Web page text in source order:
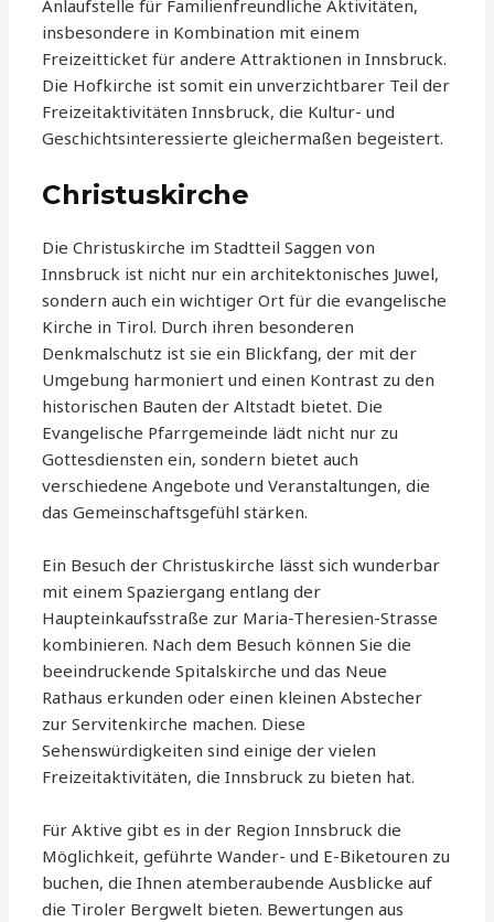
Anlaufstelle für Familienfreundliche Aktivitäten,
insbesondere in Kombination mit einem
Freizeitticket für andere Attraktionen in Innsbruck.
Die Hofkirche ist somit ein unverzichtbarer Teil der
Freizeitaktivitäten Innsbruck, die Kultur- und
Geschichtsinteressierte gleichermaßen begeistert.
Christuskirche
Die Christuskirche im Stadtteil Saggen von
Innsbruck ist nicht nur ein architektonisches Juwel,
sondern auch ein wichtiger Ort für die evangelische
Kirche in Tirol. Durch ihren besonderen
Denkmalschutz ist sie ein Blickfang, der mit der
Umgebung harmoniert und einen Kontrast zu den
historischen Bauten der Altstadt bietet. Die
Evangelische Pfarrgemeinde lädt nicht nur zu
Gottesdiensten ein, sondern bietet auch
verschiedene Angebote und Veranstaltungen, die
das Gemeinschaftsgefühl stärken.
Ein Besuch der Christuskirche lässt sich wunderbar
mit einem Spaziergang entlang der
Haupteinkaufsstraße zur Maria-Theresien-Strasse
kombinieren. Nach dem Besuch können Sie die
beeindruckende Spitalskirche und das Neue
Rathaus erkunden oder einen kleinen Abstecher
zur Servitenkirche machen. Diese
Sehenswürdigkeiten sind einige der vielen
Freizeitaktivitäten, die Innsbruck zu bieten hat.
Für Aktive gibt es in der Region Innsbruck die
Möglichkeit, geführte Wander- und E-Biketouren zu
buchen, die Ihnen atemberaubende Ausblicke auf
die Tiroler Bergwelt bieten. Bewertungen aus